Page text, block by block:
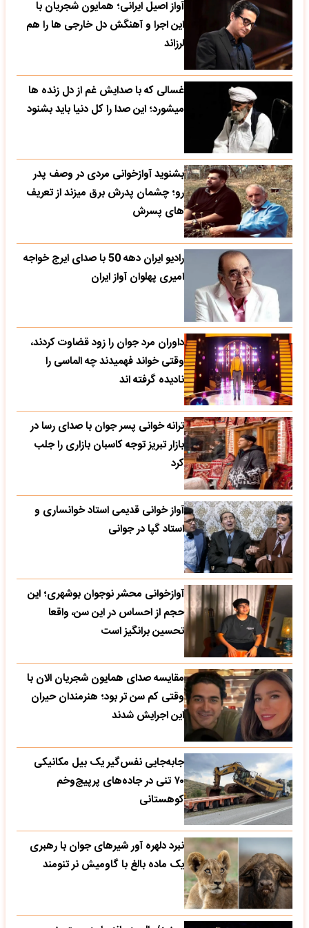
آواز اصیل ایرانی؛ همایون شجریان با
این اجرا و آهنگش دل خارجی ها را هم
لرزاند
غسالی که با صدایش غم از دل زنده ها
میشورد؛ این صدا را کل دنیا باید بشنود
بشنوید آوازخوانی مردی در وصف پدر
رو؛ چشمان پدرش برق میزند از تعریف
های پسرش
رادیو ایران دهه 50 با صدای ایرج خواجه
امیری پهلوان آواز ایران
داوران مرد جوان را زود قضاوت کردند،
وقتی خواند فهمیدند چه الماسی را
نادیده گرفته اند
ترانه خوانی پسر جوان با صدای رسا در
بازار تبریز توجه کاسبان بازاری را جلب
کرد
آواز خوانی قدیمی استاد خوانساری و
استاد گپا در جوانی
آوازخوانی محشر نوجوان بوشهری؛ این
حجم از احساس در این سن، واقعا
تحسین‌ برانگیز است
مقایسه صدای همایون شجریان الان با
وقتی کم سن تر بود؛ هنرمندان حیران
این اجرایش شدند
جابه‌جایی نفس‌گیر یک بیل مکانیکی
۷۰ تنی در جاده‌های پرپیچ‌وخم
کوهستانی
نبرد دلهره آور شیرهای جوان با رهبری
یک ماده بالغ با گاومیش نر تنومند